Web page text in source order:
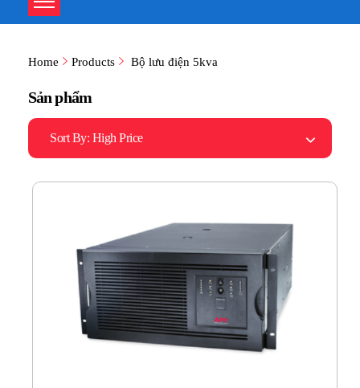
Home Products Bộ lưu điện 5kva
Sản phẩm
Sort By: High Price